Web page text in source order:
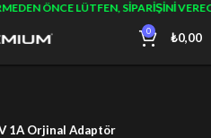
ÖNCE LÜTFEN, SIPARIŞINI
0 ₺0,00
1A Orjinal Adaptör